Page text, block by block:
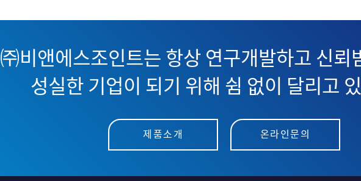
㈜비앤에스조인트는 항상 연구개발하고 신뢰
성실한 기업이 되기 위해 쉼 없이 달리고
제품소개 온라인문의